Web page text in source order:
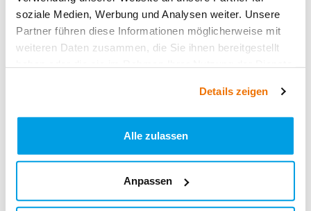
soziale Medien, Werbung und Analysen weiter. Unsere
Partner führen diese Informationen möglicherweise mit
weiteren Daten zusammen, die Sie ihnen bereitgestellt
Details zeigen
Alle zulassen
Anpassen